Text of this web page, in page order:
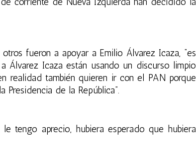
fueron a apoyar a Emilio Álvarez Icaza, “es
Álvarez Icaza están usando un discurso limpio
realidad también quieren ir con el PAN porque
de la República”.
tengo aprecio, hubiera esperado que hubiera